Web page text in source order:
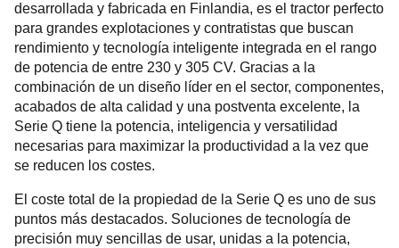
desarrollada y fabricada en Finlandia, es el tractor perfecto
para grandes explotaciones y contratistas que buscan
rendimiento y tecnología inteligente integrada en el rango
de potencia de entre 230 y 305 CV. Gracias a la
combinación de un diseño líder en el sector, componentes,
acabados de alta calidad y una postventa excelente, la
Serie Q tiene la potencia, inteligencia y versatilidad
necesarias para maximizar la productividad a la vez que
se reducen los costes.
El coste total de la propiedad de la Serie Q es uno de sus
puntos más destacados. Soluciones de tecnología de
precisión muy sencillas de usar, unidas a la potencia,